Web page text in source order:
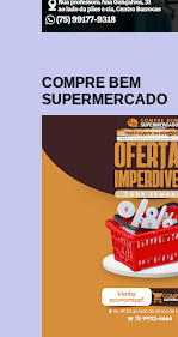
COMPRE BEM
SUPERMERCADO